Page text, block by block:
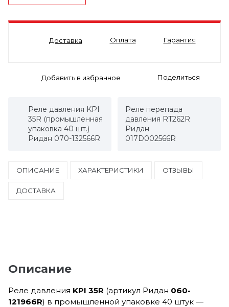
Доставка Оплата Гарантия
Поделиться
Реле давления KPI
35R (промышленная
упаковка 40 шт.)
Ридан 070-132566R
Реле перепада
давления RT262R
Ридан
017D002566R
ОПИСАНИЕ ХАРАКТЕРИСТИКИ ОТЗЫВЫ
ДОСТАВКА
Описание
Реле давления KPI 35R (артикул Ридан 060-
121966R) в промышленной упаковке 40 штук —